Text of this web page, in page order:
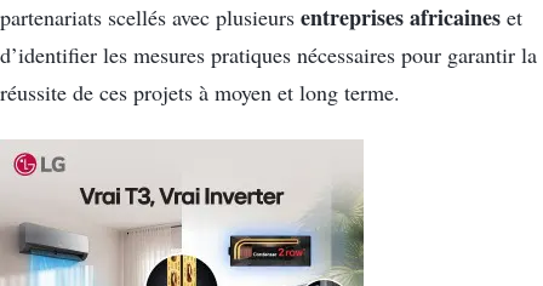
partenariats scellés avec plusieurs entreprises africaines et
d’identifier les mesures pratiques nécessaires pour garantir la
réussite de ces projets à moyen et long terme.